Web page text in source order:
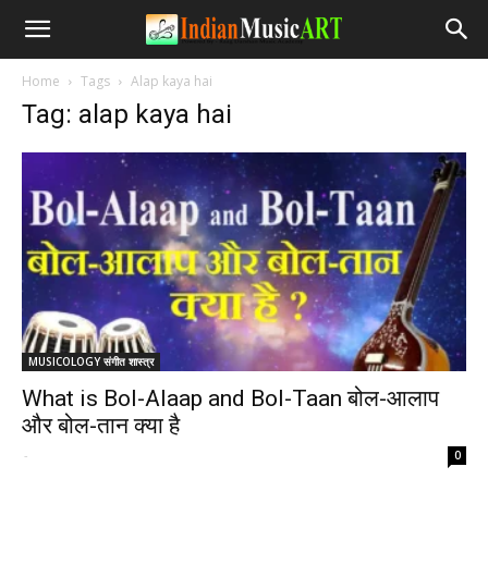
Home Tags Alap kaya hai
Tag: alap kaya hai
MUSICOLOGY संगीत शास्त्र
What is Bol-Alaap and Bol-Taan बोल-आलाप
और बोल-तान क्या है
- 0